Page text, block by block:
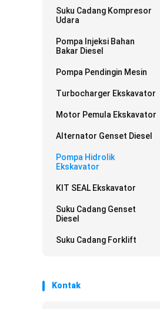
Suku Cadang Kompresor
Udara
Pompa Injeksi Bahan
Bakar Diesel
Pompa Pendingin Mesin
Turbocharger Ekskavator
Motor Pemula Ekskavator
Alternator Genset Diesel
Pompa Hidrolik
Ekskavator
KIT SEAL Ekskavator
Suku Cadang Genset
Diesel
Suku Cadang Forklift
Kontak